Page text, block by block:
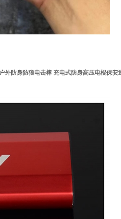
外防身防狼电击棒 充电式防身高压电棍保安